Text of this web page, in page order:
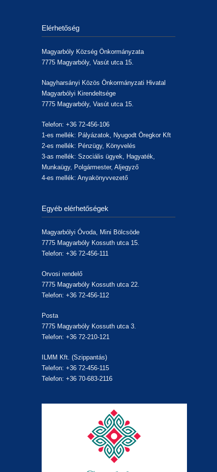
Elérhetőség
Magyarbóly Község Önkormányzata
7775 Magyarbóly, Vasút utca 15.
Nagyharsányi Közös Önkormányzati Hivatal
Magyarbólyi Kirendeltsége
7775 Magyarbóly, Vasút utca 15.
Telefon: +36 72-456-106
1-es mellék: Pályázatok, Nyugodt Öregkor Kft
2-es mellék: Pénzügy, Könyvelés
3-as mellék: Szociális ügyek, Hagyaték,
Munkaügy, Polgármester, Aljegyző
4-es mellék: Anyakönyvvezető
Egyéb elérhetőségek
Magyarbólyi Óvoda, Mini Bölcsöde
7775 Magyarbóly Kossuth utca 15.
Telefon: +36 72-456-111
Orvosi rendelő
7775 Magyarbóly Kossuth utca 22.
Telefon: +36 72-456-112
Posta
7775 Magyarbóly Kossuth utca 3.
Telefon: +36 72-210-121
ILMM Kft. (Szippantás)
Telefon: +36 72-456-115
Telefon: +36 70-683-2116